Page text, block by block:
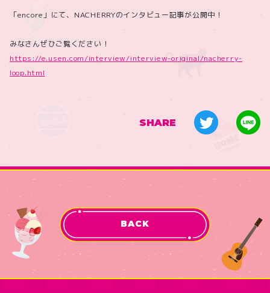
「encore」にて、NACHERRYのインタビュー記事が公開中！
みなさんぜひご覧ください！
https://e.usen.com/interview/interview-original/nacherry-
loop.html
SHARE
BACK